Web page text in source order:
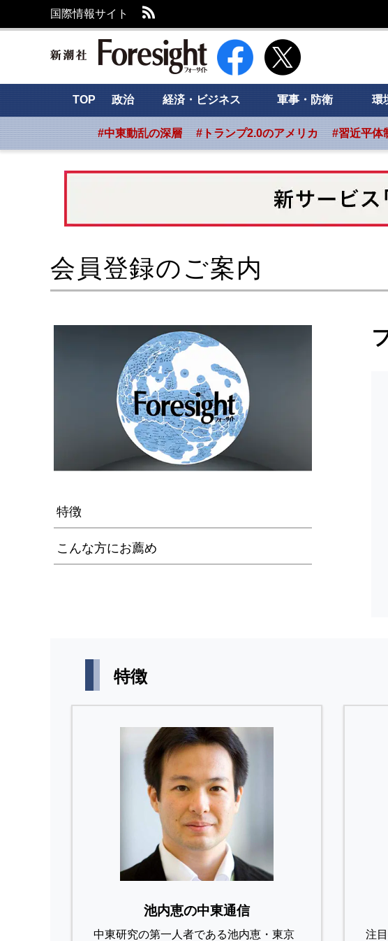
国際情報サイト
新潮社 Foresight フォーサイト
TOP 政治 経済・ビジネス 軍事・防衛 環
#中東動乱の深層 #トランプ2.0のアメリカ #習近平体
会員登録のご案内
特徴
こんな方にお薦め
特徴
池内恵の中東通信
中東研究の第⼀⼈者である池内恵・東京
注